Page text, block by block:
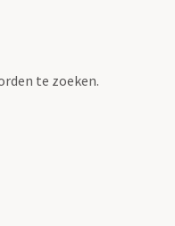
te zoeken.